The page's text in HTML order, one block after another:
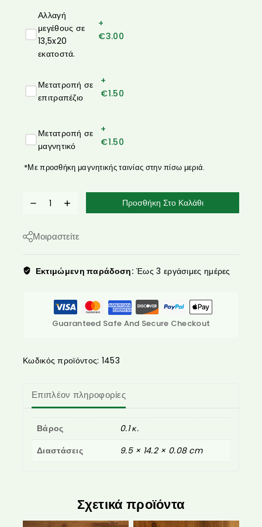
Αλλαγή
μεγέθους σε
13,5x20
εκατοστά.
+
€3.00
Μετατροπή σε
επιτραπέζιο
+
€1.50
Μετατροπή σε
μαγνητικό
+
€1.50
*Με προσθήκη μαγνητικής ταινίας στην πίσω μεριά.
Προσθήκη Στο Καλάθι
Μοιραστείτε
Εκτιμώμενη παράδοση: Έως 3 εργάσιμες ημέρες
Guaranteed Safe And Secure Checkout
Κωδικός προϊόντος: 1453
Επιπλέον πληροφορίες
Βάρος
0.1 κ.
Διαστάσεις
9.5 × 14.2 × 0.08 cm
Σχετικά προϊόντα